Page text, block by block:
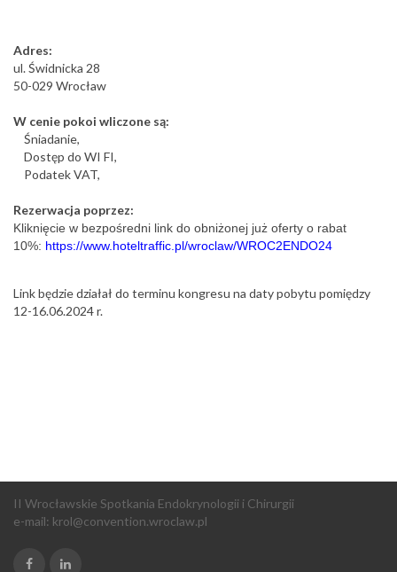
Adres:
ul. Świdnicka 28
50-029 Wrocław
W cenie pokoi wliczone są:
Śniadanie,
Dostęp do WI FI,
Podatek VAT,
Rezerwacja poprzez:
Kliknięcie w bezpośredni link do obniżonej już oferty o rabat
10%: https://www.hoteltraffic.pl/wroclaw/WROC2ENDO24
Link będzie działał do terminu kongresu na daty pobytu pomiędzy
12-16.06.2024 r.
II Wrocławskie Spotkania Endokrynologii i Chirurgii
e-mail: krol@convention.wroclaw.pl